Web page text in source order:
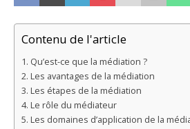
Contenu de l'article
Qu’est-ce que la médiation ?
Les avantages de la médiation
Les étapes de la médiation
Le rôle du médiateur
Les domaines d’application de la